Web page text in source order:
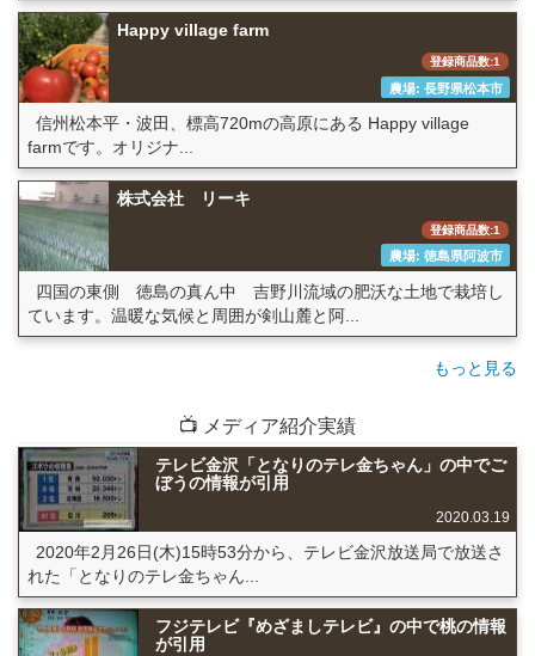
Happy village farm
登録商品数:1
農場: 長野県松本市
信州松本平・波田、標高720mの高原にある Happy village
farmです。オリジナ...
株式会社 リーキ
登録商品数:1
農場: 徳島県阿波市
四国の東側 徳島の真ん中 吉野川流域の肥沃な土地で栽培し
ています。温暖な気候と周囲が剣山麓と阿...
もっと見る
📺 メディア紹介実績
テレビ金沢「となりのテレ金ちゃん」の中でご
ぼうの情報が引用
2020.03.19
2020年2月26日(木)15時53分から、テレビ金沢放送局で放送さ
れた「となりのテレ金ちゃん...
フジテレビ『めざましテレビ』の中で桃の情報
が引用